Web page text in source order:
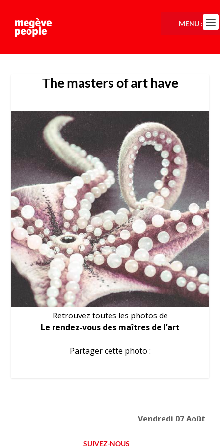
The masters of art have
Retrouvez toutes les photos de
Le rendez-vous des maîtres de l’art
Partager cette photo :
Vendredi 07 Août
SUIVEZ-NOUS
MENU :